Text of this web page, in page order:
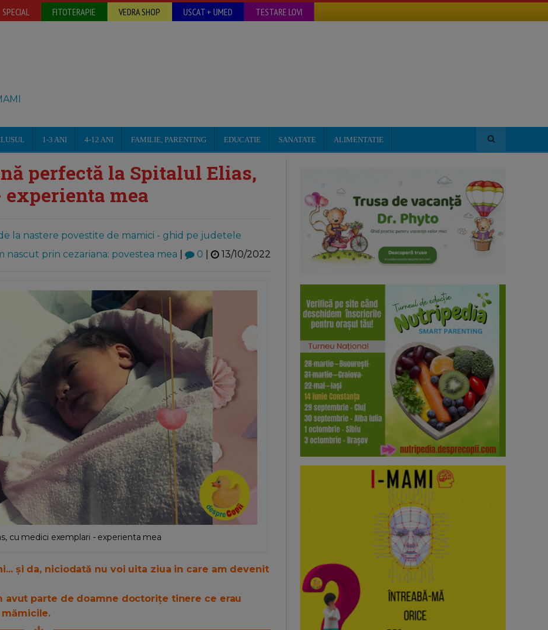
SPECIAL FITOTERAPIE VEDRA SHOP USCAT + UMED TESTARE LOVI
1-3 ANI 4-12 ANI FAMILIE, PARENTING EDUCATIE SANATATE ALIMENTATIE
perfectă la Spitalul Elias,
mea
la nastere povestite de mamici - ghid pe judetele
nascut prin cezariana: povestea mea 0 13/10/2022
cu medici exemplari - experienta mea
și da, niciodată nu voi uita ziua in care am devenit
avut parte de doamne doctorițe tinere ce erau